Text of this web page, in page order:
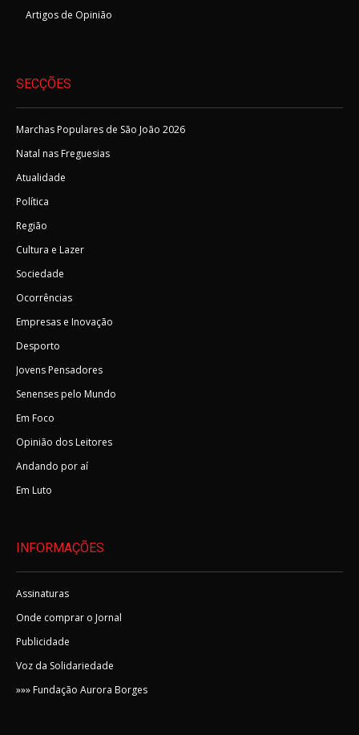
Artigos de Opinião
SECÇÕES
Marchas Populares de São João 2026
Natal nas Freguesias
Atualidade
Política
Região
Cultura e Lazer
Sociedade
Ocorrências
Empresas e Inovação
Desporto
Jovens Pensadores
Senenses pelo Mundo
Em Foco
Opinião dos Leitores
Andando por aí
Em Luto
INFORMAÇÕES
Assinaturas
Onde comprar o Jornal
Publicidade
Voz da Solidariedade
»»» Fundação Aurora Borges